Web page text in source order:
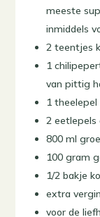
meeste
inmiddels
2 teentjes
1
van pittig
1
2 eetlepels
800 ml
100 gram
1/2 bakje
extra
voor de